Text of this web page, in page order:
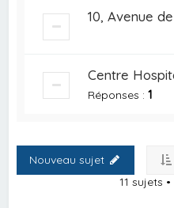
10, Avenue
Centre
Réponses :1
Nouveau sujet
11 sujets